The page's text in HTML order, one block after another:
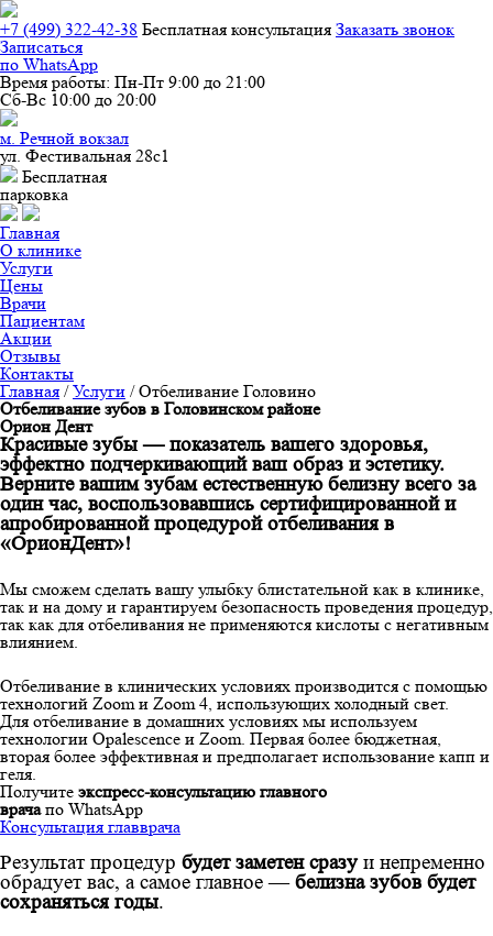
+7 (499) 322-42-38 Бесплатная конcультация Заказать звонок
Записаться
по WhatsApp
Время работы: Пн-Пт 9:00 до 21:00
Сб-Вс 10:00 до 20:00
м. Речной вокзал
ул. Фестивальная 28с1
Бесплатная
парковка
Главная
О клинике
Услуги
Цены
Врачи
Пациентам
Акции
Отзывы
Контакты
Главная /Услуги /Отбеливание Головино
Отбеливание зубов в Головинском районе
Орион Дент
Красивые зубы — показатель вашего здоровья,
эффектно подчеркивающий ваш образ и эстетику.
Верните вашим зубам естественную белизну всего за
один час, воспользовавшись сертифицированной и
апробированной процедурой отбеливания в
«ОрионДент»!
Мы сможем сделать вашу улыбку блистательной как в клинике,
так и на дому и гарантируем безопасность проведения процедур,
так как для отбеливания не применяются кислоты с негативным
влиянием.
Отбеливание в клинических условиях производится с помощью
технологий Zoom и Zoom 4, использующих холодный свет.
Для отбеливание в домашних условиях мы используем
технологии Opalescence и Zoom. Первая более бюджетная,
вторая более эффективная и предполагает использование капп и
геля.
Получите экспресс-консультацию главного
врачапо WhatsApp
Консультация главврача
Результат процедур будет заметен сразуи непременно
обрадует вас, а самое главное —белизна зубов будет
сохраняться годы.